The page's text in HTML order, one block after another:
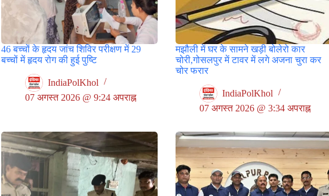
46 बच्चों के हृदय जांच शिविर परीक्षण में 29
बच्चों में हृदय रोग की हुई पुष्टि
IndiaPolKhol
07 अगस्त 2026 @ 9:24 अपराह्न
मझौली में घर के सामने खड़ी बोलेरो कार
चोरी,गोसलपुर में टावर में लगे अजना चुरा कर
चोर फरार
IndiaPolKhol
07 अगस्त 2026 @ 3:34 अपराह्न